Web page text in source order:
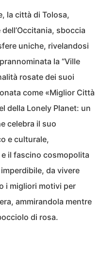
la città di Tolosa,
sboccia
uniche, rivelandosi
la “Ville
rosate dei suoi
come «Miglior Città
della Lonely Planet: un
celebra il suo
e culturale,
il fascino cosmopolita
da vivere
i migliori motivi per
ammirandola mentre
di rosa.